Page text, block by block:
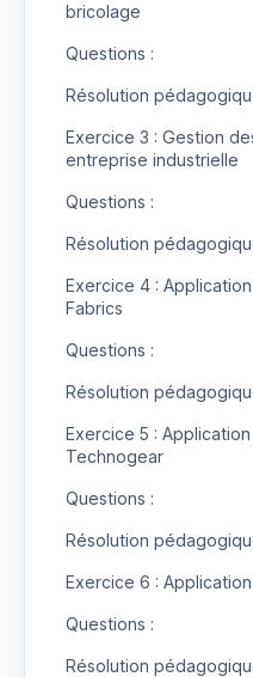
bricolage
Questions :
Résolution
Exercice 3 : Gestion
entreprise industrielle
Questions :
Résolution
Exercice 4 :
Fabrics
Questions :
Résolution
Exercice 5 :
Technogear
Questions :
Résolution
Exercice 6 :
Questions :
Résolution